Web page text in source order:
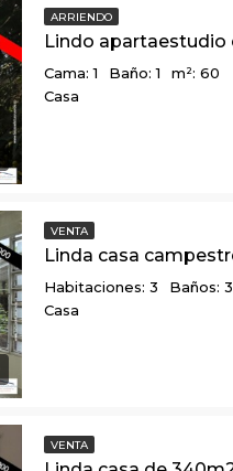
ARRIENDO
Cama: 1 Baño: 1
m²: 60
Casa
VENTA
Habitaciones: 3 Baños: 3
Casa
VENTA